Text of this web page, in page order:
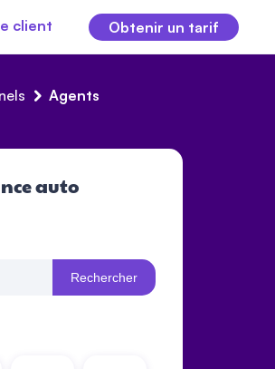
client Obtenir un tarif
Agents
auto
Rechercher